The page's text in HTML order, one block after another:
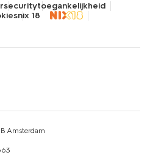
securitytoegankelijkheid
nix 18
Amsterdam